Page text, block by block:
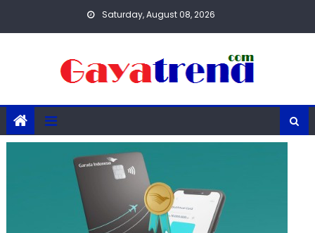
Saturday, August 08, 2026